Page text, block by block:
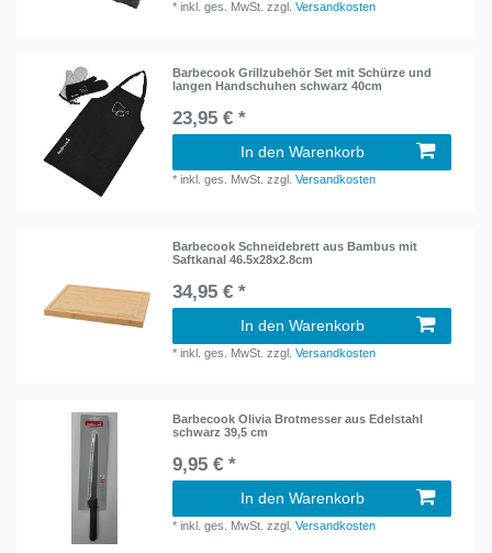
*inkl. ges. MwSt. zzgl.Versandkosten
Barbecook Grillzubehör Set mit Schürze und
langen Handschuhen schwarz 40cm
23,95 € *
In den Warenkorb
*inkl. ges. MwSt. zzgl.Versandkosten
Barbecook Schneidebrett aus Bambus mit
Saftkanal 46.5x28x2.8cm
34,95 € *
In den Warenkorb
*inkl. ges. MwSt. zzgl.Versandkosten
Barbecook Olivia Brotmesser aus Edelstahl
schwarz 39,5 cm
9,95 € *
In den Warenkorb
*inkl. ges. MwSt. zzgl.Versandkosten